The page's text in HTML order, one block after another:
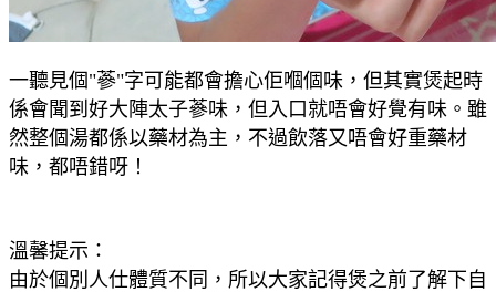
一聽見個"蔘"字可能都會擔心佢嗰個味 ，但其實煲起時
係會聞到好大陣太子蔘味，但入口就唔會好覺有味。雖
然整個湯都係以藥材為主 ，不過飲落又唔會好重藥材
味 ，都唔錯呀！
溫馨提示：
由於個別人仕體質不同，所以大家記得煲之前了解下自